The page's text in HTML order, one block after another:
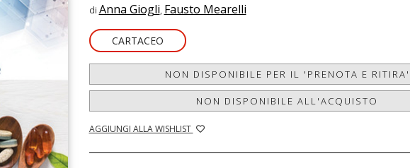
di Anna Giogli, Fausto Mearelli
CARTACEO
NON DISPONIBILE PER IL 'PRENOTA E RITIRA'
NON DISPONIBILE ALL'ACQUISTO
AGGIUNGI ALLA WISHLIST